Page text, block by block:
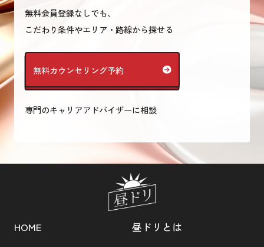
無料会員登録なしでも、
こだわり条件やエリア・路線から探せる
無料カウンセリング予約
専門のキャリアアドバイザーに相談
HOME 昼ドリとは